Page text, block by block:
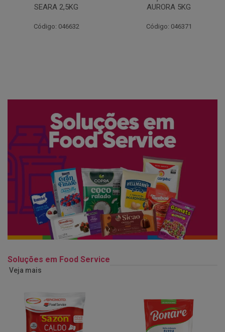
AURORA 5KG
Código: 046371
FATIADO PAKAN 200G
Código: 061522
Soluções em Food Service
Veja mais